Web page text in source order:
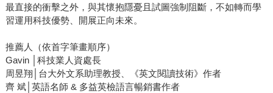
最直接的衝擊之外，與其懷抱隱憂且試圖強制阻斷，不如轉而學
習運用科技優勢、開展正向未來。
推薦人（依首字筆畫順序）
Gavin │科技業人資處長
周昱翔│台大外文系助理教授、《英文閱讀技術》作者
齊 斌│英語名師 & 多益英檢語言暢銷書作者